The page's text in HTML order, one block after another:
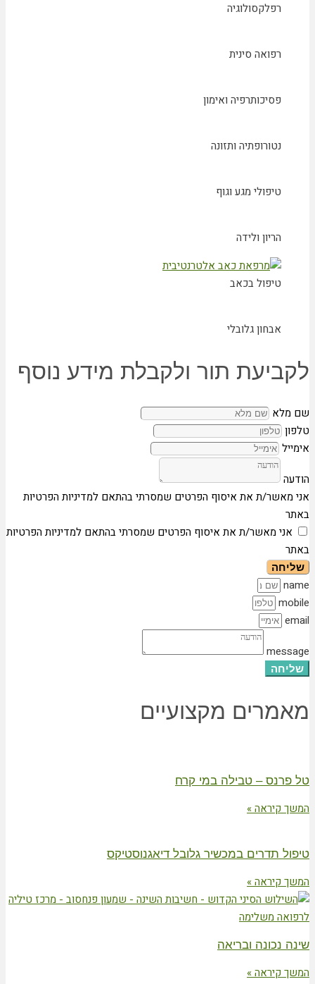
רפלקסולוגיה
רפואה סינית
פסיכותרפיה ואימון
נטורופתיה ותזונה
טיפולי מגע וגוף
הריון ולידה
טיפול בכאב
אבחון גלובלי
לקביעת תור ולקבלת מידע נוסף
שם מלא
טלפון
אימייל
הודעה
אני מאשר/ת את איסוף הפרטים שמסרתי בהתאם למדיניות הפרטיות
באתר
אני מאשר/ת את איסוף הפרטים שמסרתי בהתאם למדיניות הפרטיות
באתר
שליחה
name
mobile
email
message
שליחה
מאמרים מקצועיים
טל פרנס – טבילה במי קרח
המשך קיראה »
טיפול תדרים במכשיר גלובל דיאגנוסטיקס
המשך קיראה »
שינה נכונה ובריאה
המשך קיראה »